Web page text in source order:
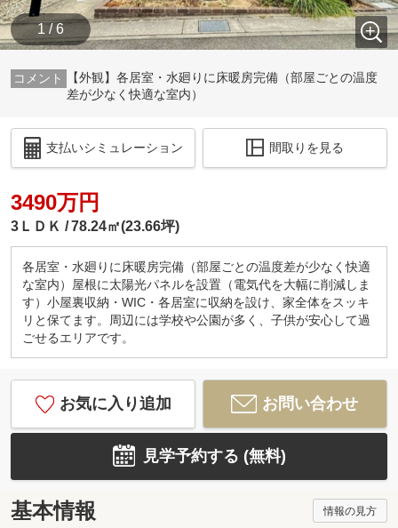
【外観】各居室・水廻りに床暖房完備（部屋ごとの温度
差が少なく快適な室内）
1 / 6
支払いシミュレーション 間取りを見る
3490万円
3ＬＤＫ 78.24㎡(23.66坪)
各居室・水廻りに床暖房完備（部屋ごとの温度差が少なく快適
な室内）屋根に太陽光パネルを設置（電気代を大幅に削減しま
す）小屋裏収納・WIC・各居室に収納を設け、家全体をスッキ
リと保てます。周辺には学校や公園が多く、子供が安心して過
ごせるエリアです。
お気に入り追加 お問い合わせ
見学予約する (無料)
基本情報 情報の見方